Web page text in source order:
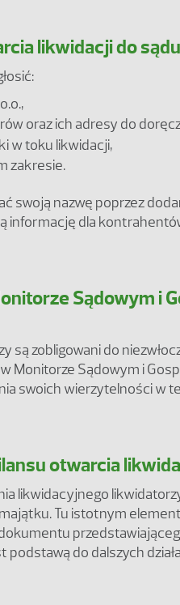
likwidacji do
oraz ich adresy do
w toku likwidacji,
zakresie.
swoją nazwę poprzez
informację dla
Sądowym i
są zobligowani do
Monitorze Sądowym i
swoich wierzytelności w
otwarcia
likwidacyjnego
Tu istotnym
do dalszych